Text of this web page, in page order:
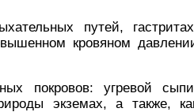
путей,
кровяном
покровов: угревой
экземах, а также,